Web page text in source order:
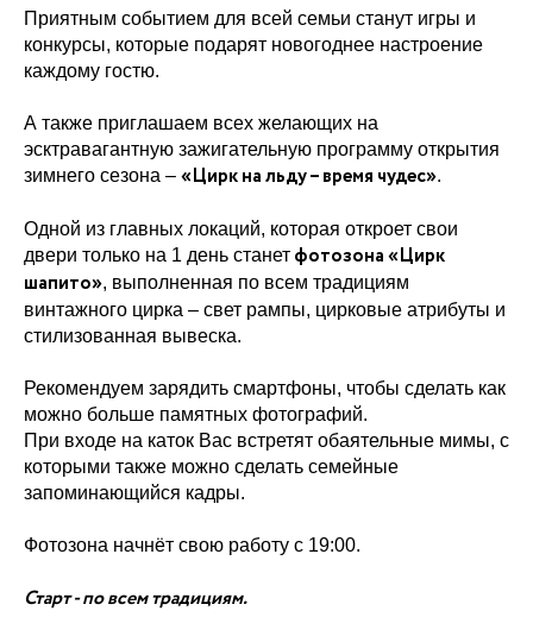
Приятным событием для всей семьи станут игры и
конкурсы, которые подарят новогоднее настроение
каждому гостю.
А также приглашаем всех желающих на
эсктравагантную зажигательную программу открытия
зимнего сезона – «Цирк на льду – время чудес».
Одной из главных локаций, которая откроет свои
двери только на 1 день станет фотозона «Цирк
шапито», выполненная по всем традициям
винтажного цирка – свет рампы, цирковые атрибуты и
стилизованная вывеска.
Рекомендуем зарядить смартфоны, чтобы сделать как
можно больше памятных фотографий.
При входе на каток Вас встретят обаятельные мимы, с
которыми также можно сделать семейные
запоминающийся кадры.
Фотозона начнёт свою работу с 19:00.
Старт - по всем традициям.